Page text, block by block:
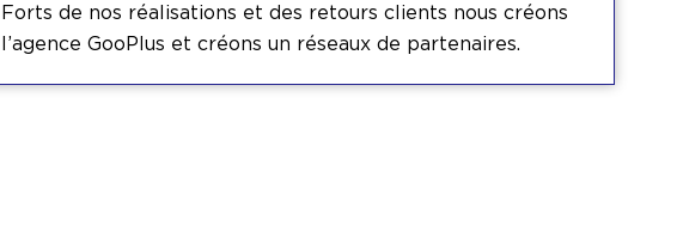
Forts de nos réalisations et des retours clients nous créons
l’agence GooPlus et créons un réseaux de partenaires.